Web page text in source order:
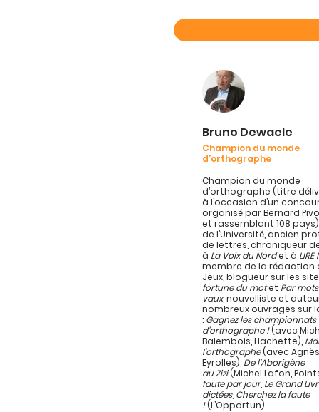
Bruno Dewaele
Champion du monde
d’orthographe
Champion du monde
d’orthographe (titre
à l’occasion d’un
organisé par Bernard
et rassemblant 108
de l’Université, ancien
de lettres, chroniqueur
à La Voix du Nordet à
membre de la rédaction
Jeux, blogueur sur les
fortune du motet Par
vaux, nouvelliste et
nombreux ouvrages sur
: Gagnez les championnats
d’orthographe !(avec
Balembois, Hachette),
l’orthographe(avec
Eyrolles), De l’Aborigène
au Zizi(Michel Lafon,
faute par jour, Le Grand
dictées, Cherchez la faute
!(L’Opportun).